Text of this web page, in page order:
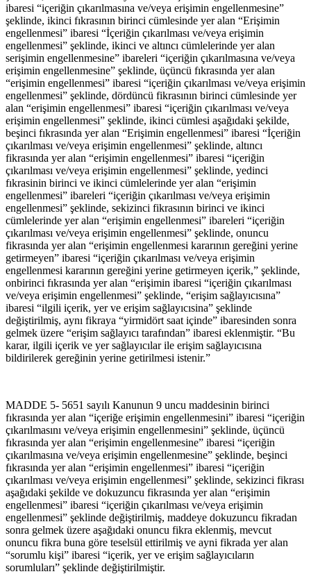
ibaresi “içeriğin çıkarılmasına ve/veya erişimin engellenmesine”
şeklinde, ikinci fıkrasının birinci cümlesinde yer alan “Erişimin
engellenmesi” ibaresi “İçeriğin çıkarılması ve/veya erişimin
engellenmesi” şeklinde, ikinci ve altıncı cümlelerinde yer alan
serişimin engellenmesine” ibareleri “içeriğin çıkarılmasına ve/veya
erişimin engellenmesine” şeklinde, üçüncü fıkrasında yer alan
“erişimin engellenmesi” ibaresi “içeriğin çıkarılması ve/veya erişimin
engellenmesi” şeklinde, dördüncü fikrasının birinci cümlesinde yer
alan “erişimin engellenmesi” ibaresi “içeriğin çıkarılması ve/veya
erişimin engellenmesi” şeklinde, ikinci cümlesi aşağıdaki şekilde,
beşinci fıkrasında yer alan “Erişimin engellenmesi” ibaresi “İçeriğin
çıkarılması ve/veya erişimin engellenmesi” şeklinde, altıncı
fikrasında yer alan “erişimin engellenmesi” ibaresi “içeriğin
çıkarılması ve/veya erişimin engellenmesi” şeklinde, yedinci
fıkrasinin birinci ve ikinci cümlelerinde yer alan “erişimin
engellenmesi” ibareleri “içeriğin çıkarılması ve/veya erişimin
engellenmesi” şeklinde, sekizinci fikrasının birinci ve ikinci
cümlelerinde yer alan “erişimin engellenmesi” ibareleri “içeriğin
çıkarılması ve/veya erişimin engellenmesi” şeklinde, onuncu
fikrasında yer alan “erişimin engellenmesi kararının gereğini yerine
getirmeyen” ibaresi “içeriğin çıkarılması ve/veya erişimin
engellenmesi kararının gereğini yerine getirmeyen içerik,” şeklinde,
onbirinci fıkrasında yer alan “erişimin ibaresi “içeriğin çıkarılması
ve/veya erişimin engellenmesi” şeklinde, “erişim sağlayıcısına”
ibaresi “ilgili içerik, yer ve erişim sağlayıcısina” şeklinde
değiştirilmiş, aynı fikraya “yirmidört saat içinde” ibaresinden sonra
gelmek üzere “erişim sağlayıcı tarafından” ibaresi eklenmiştir. “Bu
karar, ilgili içerik ve yer sağlayıcılar ile erişim sağlayıcısına
bildirilerek gereğinin yerine getirilmesi istenir.”
MADDE 5- 5651 sayılı Kanunun 9 uncu maddesinin birinci
fıkrasında yer alan “içeriğe erişimin engellenmesini” ibaresi “içeriğin
çıkarılmasını ve/veya erişimin engellenmesini” şeklinde, üçüncü
fıkrasında yer alan “erişimin engellenmesine” ibaresi “içeriğin
çıkarılmasına ve/veya erişimin engellenmesine” şeklinde, beşinci
fıkrasında yer alan “erişimin engellenmesi” ibaresi “içeriğin
çıkarılması ve/veya erişimin engellenmesi” şeklinde, sekizinci fikrası
aşağıdaki şekilde ve dokuzuncu fikrasında yer alan “erişimin
engellenmesi” ibaresi “içeriğin çıkarılması ve/veya erişimin
engellenmesi” şeklinde değiştirilmiş, maddeye dokuzuncu fikradan
sonra gelmek üzere aşağıdaki onuncu fikra eklenmiş, mevcut
onuncu fikra buna göre teselsül ettirilmiş ve ayni fikrada yer alan
“sorumlu kişi” ibaresi “içerik, yer ve erişim sağlayıcıların
sorumluları” şeklinde değiştirilmiştir.